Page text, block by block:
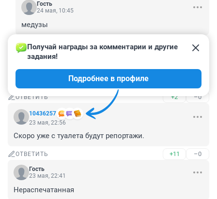
Гость
24 мая, 10:45
медузы
ОТВЕТИТЬ –0
Гость
Вроде симпатичнее стала. Нужно ещё нырнуть.
ОТВЕТИТЬ +2 –0
10436257
Получай награды за комментарии и другие
задания!
Подробнее в профиле
23 мая, 22:56
Скоро уже с туалета будут репортажи.
ОТВЕТИТЬ +11 –0
Гость
23 мая, 22:41
Нераспечатанная